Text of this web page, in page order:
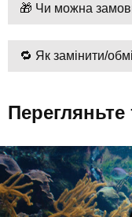
🎁 Чи можна
🔁 Як замінити/
Перегляньте